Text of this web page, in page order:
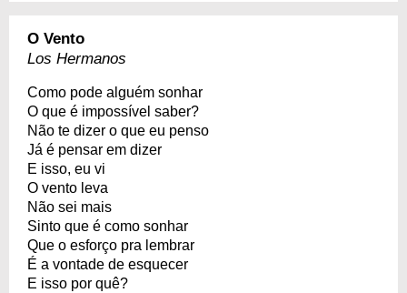
O Vento
Los Hermanos
Como pode alguém sonhar
O que é impossível saber?
Não te dizer o que eu penso
Já é pensar em dizer
E isso, eu vi
O vento leva
Não sei mais
Sinto que é como sonhar
Que o esforço pra lembrar
É a vontade de esquecer
E isso por quê?